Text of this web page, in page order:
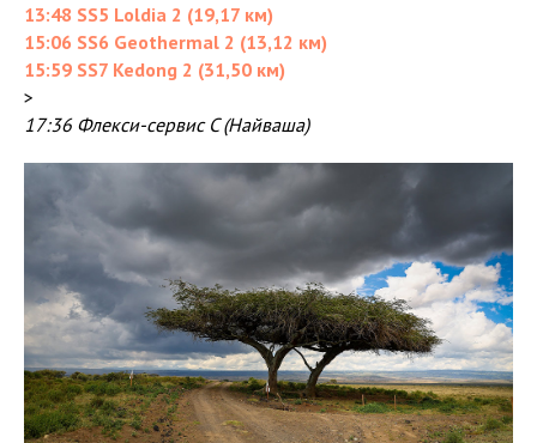
13:48 SS5 Loldia 2 (19,17 км)
15:06 SS6 Geothermal 2 (13,12 км)
15:59 SS7 Kedong 2 (31,50 км)
>
17:36 Флекси-сервис C (Найваша)